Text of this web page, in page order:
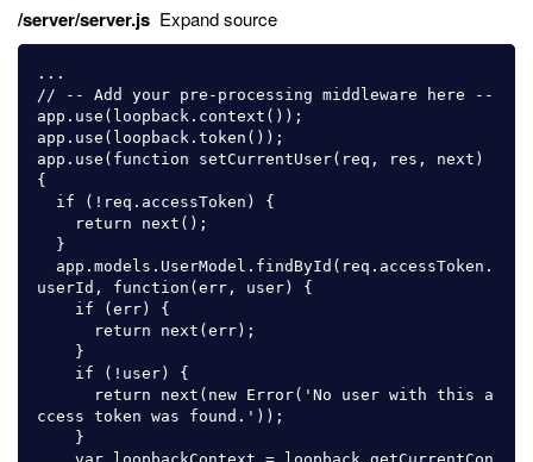
/server/server.js Expand source
...
// -- Add your pre-processing middleware here --
app.use(loopback.context());
app.use(loopback.token());
app.use(function setCurrentUser(req, res, next)
{
userId, function(err, user) {
ccess token was found.'));